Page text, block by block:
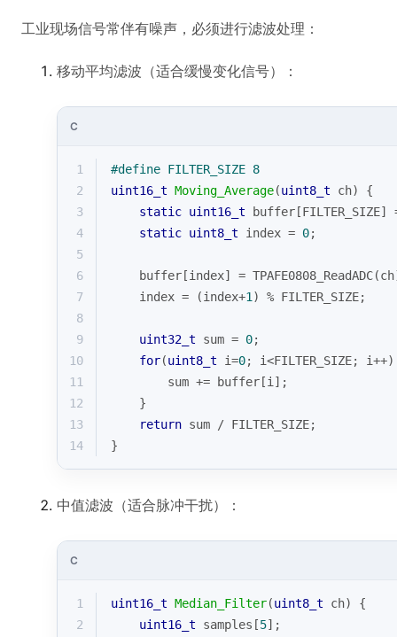
工业现场信号常伴有噪声，必须进行滤波处理：
移动平均滤波（适合缓慢变化信号）：
C
1 #define FILTER_SIZE 8
2
uint16_t Moving_Average(uint8_t ch)
{
3
static uint16_t buffer[FILTER_SIZE]
4
static uint8_t index = 0;
5
6
buffer[index] =
7
    index = (index+
1 ) % FILTER_SIZE;
8
9
uint32_t sum = 0;
10
for(uint8_t i=0; i<FILTER_SIZE;
11
        sum += buffer[i];
12
    }
13
return sum / FILTER_SIZE;
14
}
中值滤波（适合脉冲干扰）：
C
1 uint16_t Median_Filter(uint8_t ch)
{
2
uint16_t samples[5];